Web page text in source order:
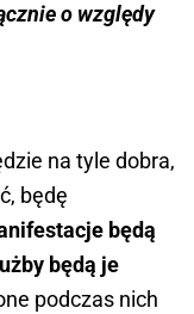
o względy
na tyle dobra,
będę
będą
będą je
podczas nich